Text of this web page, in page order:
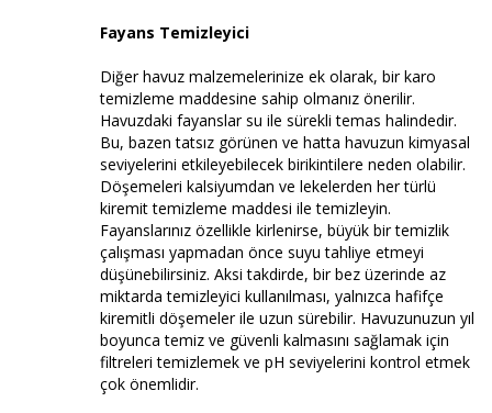
Fayans Temizleyici
Diğer havuz malzemelerinize ek olarak, bir karo
temizleme maddesine sahip olmanız önerilir.
Havuzdaki fayanslar su ile sürekli temas halindedir.
Bu, bazen tatsız görünen ve hatta havuzun kimyasal
seviyelerini etkileyebilecek birikintilere neden olabilir.
Döşemeleri kalsiyumdan ve lekelerden her türlü
kiremit temizleme maddesi ile temizleyin.
Fayanslarınız özellikle kirlenirse, büyük bir temizlik
çalışması yapmadan önce suyu tahliye etmeyi
düşünebilirsiniz. Aksi takdirde, bir bez üzerinde az
miktarda temizleyici kullanılması, yalnızca hafifçe
kiremitli döşemeler ile uzun sürebilir. Havuzunuzun yıl
boyunca temiz ve güvenli kalmasını sağlamak için
filtreleri temizlemek ve pH seviyelerini kontrol etmek
çok önemlidir.